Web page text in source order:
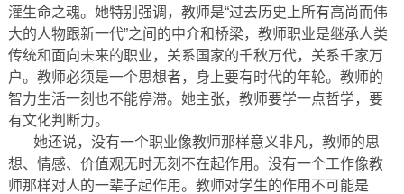
灌生命之魂。她特别强调，教师是“过去历史上所有高尚而伟
大的人物跟新一代”之间的中介和桥梁，教师职业是继承人类
传统和面向未来的职业，关系国家的千秋万代，关系千家万
户。教师必须是一个思想者，身上要有时代的年轮。教师的
智力生活一刻也不能停滞。她主张，教师要学一点哲学，要
有文化判断力。
她还说，没有一个职业像教师那样意义非凡，教师的思
想、情感、价值观无时无刻不在起作用。没有一个工作像教
师那样对人的一辈子起作用。教师对学生的作用不可能是